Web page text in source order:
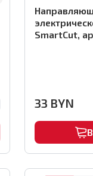
SmartCut,
33 BYN